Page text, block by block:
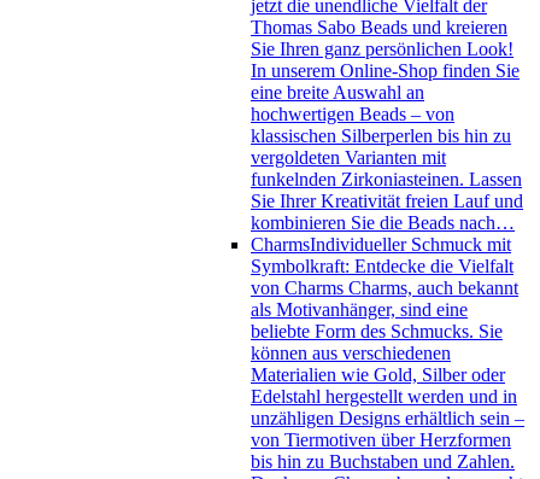
jetzt die unendliche Vielfalt der
Thomas Sabo Beads und kreieren
Sie Ihren ganz persönlichen Look!
In unserem Online-Shop finden Sie
eine breite Auswahl an
hochwertigen Beads – von
klassischen Silberperlen bis hin zu
vergoldeten Varianten mit
funkelnden Zirkoniasteinen. Lassen
Sie Ihrer Kreativität freien Lauf und
kombinieren Sie die Beads nach…
CharmsIndividueller Schmuck mit
Symbolkraft: Entdecke die Vielfalt
von Charms Charms, auch bekannt
als Motivanhänger, sind eine
beliebte Form des Schmucks. Sie
können aus verschiedenen
Materialien wie Gold, Silber oder
Edelstahl hergestellt werden und in
unzähligen Designs erhältlich sein –
von Tiermotiven über Herzformen
bis hin zu Buchstaben und Zahlen.